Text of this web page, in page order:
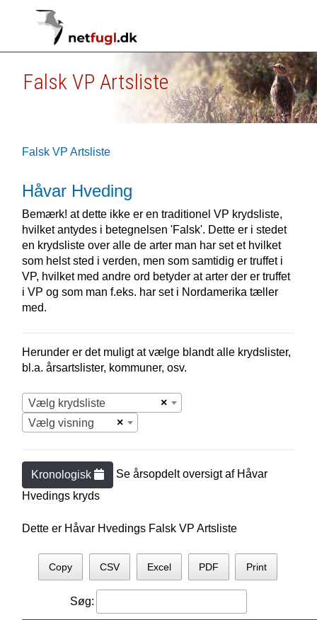
Falsk VP Artsliste
Falsk VP Artsliste
Håvar Hveding
Bemærk! at dette ikke er en traditionel VP krydsliste,
hvilket antydes i betegnelsen 'Falsk'. Dette er i stedet
en krydsliste over alle de arter man har set et hvilket
som helst sted i verden, men som samtidig er truffet i
VP, hvilket med andre ord betyder at arter der er truffet
i VP og som man f.eks. har set i Nordamerika tæller
med.
Herunder er det muligt at vælge blandt alle krydslister,
bl.a. årsartslister, kommuner, osv.
×
Vælg krydsliste
×
Vælg visning
Kronologisk Se årsopdelt oversigt af Håvar
Hvedings kryds
Dette er Håvar Hvedings Falsk VP Artsliste
Copy CSV Excel PDF Print
Søg: